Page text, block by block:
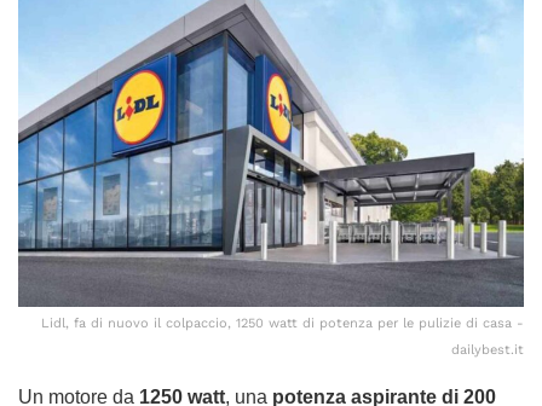
Lidl, fa di nuovo il colpaccio, 1250 watt di potenza per le pulizie di casa -
dailybest.it
Un motore da 1250 watt, una potenza aspirante di 200